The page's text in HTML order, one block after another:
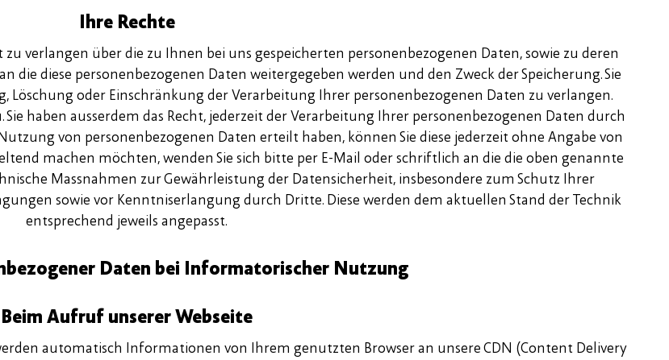
Ihre Rechte
verlangen über die zu Ihnen bei uns gespeicherten personenbezogenen Daten, sowie zu deren
diese personenbezogenen Daten weitergegeben werden und den Zweck der Speicherung. Sie
Löschung oder Einschränkung der Verarbeitung Ihrer personenbezogenen Daten zu verlangen.
haben ausserdem das Recht, jederzeit der Verarbeitung Ihrer personenbezogenen Daten durch
von personenbezogenen Daten erteilt haben, können Sie diese jederzeit ohne Angabe von
machen möchten, wenden Sie sich bitte per E-Mail oder schriftlich an die die oben genannte
Massnahmen zur Gewährleistung der Datensicherheit, insbesondere zum Schutz Ihrer
sowie vor Kenntniserlangung durch Dritte. Diese werden dem aktuellen Stand der Technik
entsprechend jeweils angepasst.
Daten bei Informatorischer Nutzung
Beim Aufruf unserer Webseite
automatisch Informationen von Ihrem genutzten Browser an unsere CDN (Content Delivery